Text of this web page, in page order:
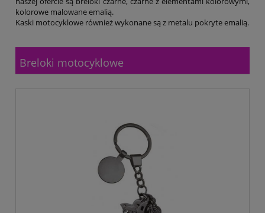
kolorowe malowane emalią.
Kaski motocyklowe również wykonane są z metalu pokryte emalią.
Breloki motocyklowe